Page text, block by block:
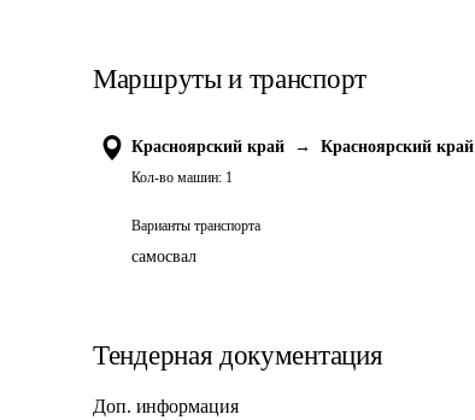
Маршруты и транспорт
Красноярский край → Красноярский край
Кол-во машин: 1
Варианты транспорта
самосвал
Тендерная документация
Доп. информация